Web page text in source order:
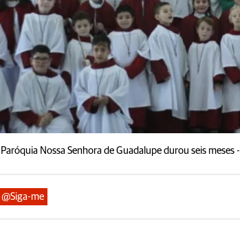
Nossa Senhora de Guadalupe durou seis meses -
@Siga-me